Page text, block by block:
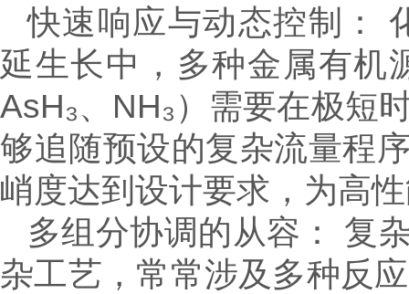
快速响应与动态控制：
延生长中，多种金属有机
AsH₃、NH₃）需要在极短
够追随预设的复杂流量程
峭度达到设计要求，为高
多组分协调的从容： 复
杂工艺，常常涉及多种反